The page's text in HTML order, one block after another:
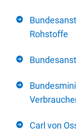
Rohstoffe
Carl von